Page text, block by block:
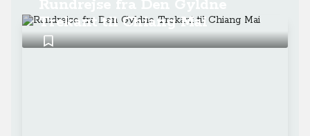
Trekant til Chiang Mai